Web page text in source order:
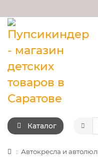
Каталог
Автокресла и